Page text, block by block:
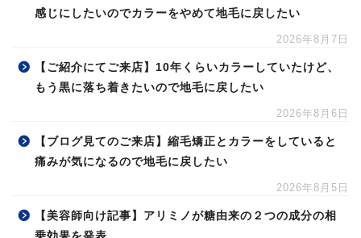
感じにしたいのでカラーをやめて地毛に戻したい
2026年8月7日
【ご紹介にてご来店】10年くらいカラーしていたけど、
もう黒に落ち着きたいので地毛に戻したい
2026年8月6日
【ブログ見てのご来店】縮毛矯正とカラーをしていると
痛みが気になるので地毛に戻したい
2026年8月5日
【美容師向け記事】アリミノが糖由来の２つの成分の相